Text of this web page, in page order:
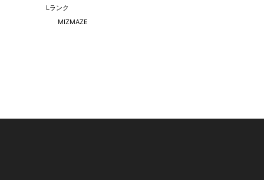
Lランク
MIZMAZE